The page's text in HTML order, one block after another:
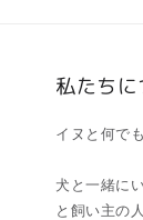
私たち
イヌと何で
犬と一緒に
と飼い主の